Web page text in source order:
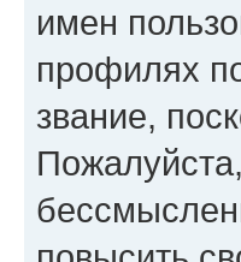
имен
профилях
звание,